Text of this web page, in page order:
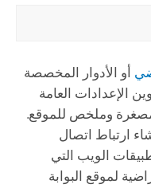
أو الأدوار المخصصة
الإعدادات العامة
وملخص للموقع.
ارتباط اتصال
الويب التي
لموقع البوابة